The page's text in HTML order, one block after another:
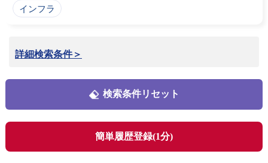
インフラ
詳細検索条件＞
検索条件リセット
簡単履歴登録(1分)